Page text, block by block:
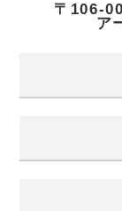
〒106-
ア